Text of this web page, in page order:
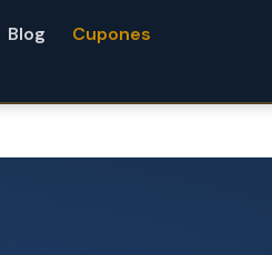
Blog Cupones